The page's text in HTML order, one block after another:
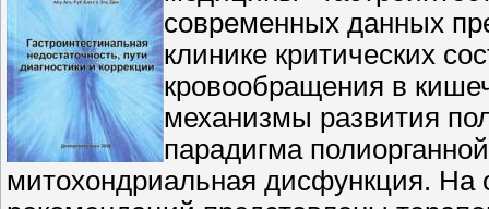
современных данных
клинике критических
кровообращения в
механизмы развития
парадигма
митохондриальная дисфункция.